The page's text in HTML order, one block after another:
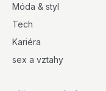
Móda & styl
Tech
Kariéra
sex a vztahy